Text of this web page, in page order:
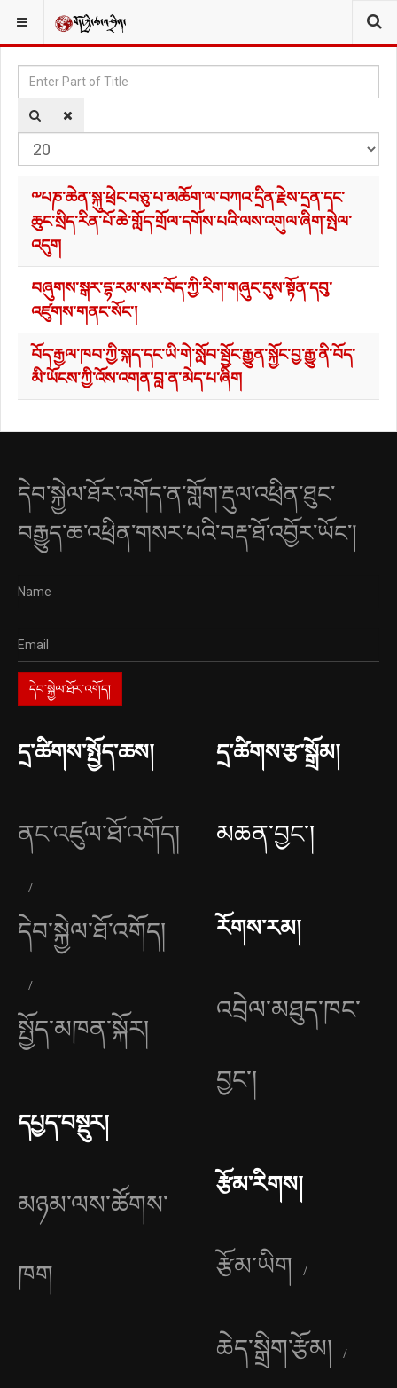
YOU ARE HERE: མཆན་བྱང༌།
Enter Part of Title
༸པཎ་ཆེན་སྐུ་ཕྲེང་བཅུ་པ་མཆོག་ལ་བཀའ་དྲིན་རྗེས་དྲན་དང་
ཆུང་སྲིད་རིན་པོ་ཆེ་གློད་གྲོལ་དགོས་པའི་ལས་འགུལ་ཞིག་སྤེལ་
འདུག
བཞུགས་སྒར་དྷ་རམ་སར་བོད་ཀྱི་རིག་གཞུང་དུས་སྟོན་དབུ་
འཛུགས་གནང་སོང་།
བོད་རྒྱལ་ཁབ་ཀྱི་སྐད་དང་ཡི་གེ་སློབ་སྦྱོང་རྒྱུན་སྐྱོང་བྱ་རྒྱུ་ནི་བོད་
མི་ཡོངས་ཀྱི་འོས་འགན་བླ་ན་མེད་པ་ཞིག
དེབ་སྐྱེལ་ཐོར་འགོད་ན་གློག་རྡུལ་འཕྲིན་ཐུང་
བརྒྱུད་ཆ་འཕྲིན་གསར་པའི་བརྡ་ཐོ་འབྱོར་ཡོང་།
དྲ་ཚིགས་སྤྱོད་ཆས།
ནང་འཛུལ་ཐོ་འགོད།
དེབ་སྐྱེལ་ཐོ་འགོད།
སྤྱོད་མཁན་སྐོར།
དཔྱད་བསྡུར།
མཉམ་ལས་ཚོགས་
ཁག
དྲ་ཚིགས་རྩ་སྒྲོམ།
མཆན་བྱང༌།
རོགས་རམ།
འབྲེལ་མཐུད་ཁང་
བྱང༌།
རྩོམ་རིགས།
རྩོམ་ཡིག
ཆེད་སྒྲིག་རྩོམ།